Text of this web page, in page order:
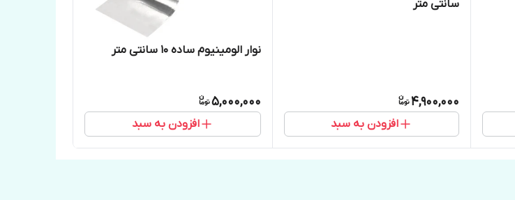
سانتی متر
4,900,000
افزودن به سبد
نوار الومینیوم ساده 10 سانتی متر
5,000,000
افزودن به سبد